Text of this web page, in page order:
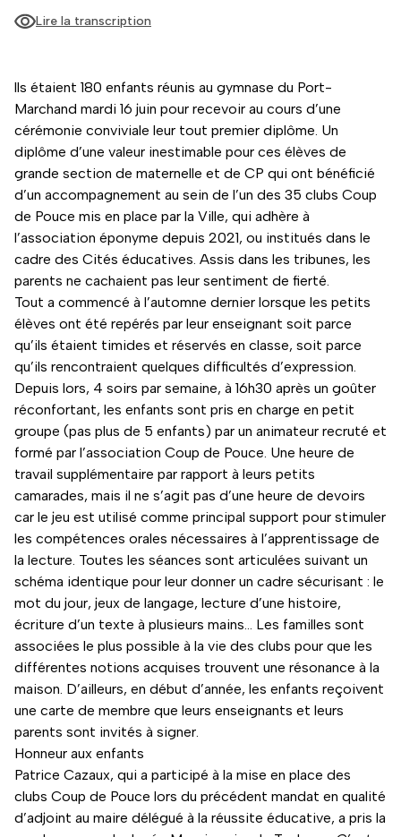
Lire la transcription
lls étaient 180 enfants réunis au gymnase du Port-
Marchand mardi 16 juin pour recevoir au cours d’une
cérémonie conviviale leur tout premier diplôme. Un
diplôme d’une valeur inestimable pour ces élèves de
grande section de maternelle et de CP qui ont bénéficié
d’un accompagnement au sein de l’un des 35 clubs Coup
de Pouce mis en place par la Ville, qui adhère à
l’association éponyme depuis 2021, ou institués dans le
cadre des Cités éducatives. Assis dans les tribunes, les
parents ne cachaient pas leur sentiment de fierté.
Tout a commencé à l’automne dernier lorsque les petits
élèves ont été repérés par leur enseignant soit parce
qu’ils étaient timides et réservés en classe, soit parce
qu’ils rencontraient quelques difficultés d’expression.
Depuis lors, 4 soirs par semaine, à 16h30 après un goûter
réconfortant, les enfants sont pris en charge en petit
groupe (pas plus de 5 enfants) par un animateur recruté et
formé par l’association Coup de Pouce. Une heure de
travail supplémentaire par rapport à leurs petits
camarades, mais il ne s’agit pas d’une heure de devoirs
car le jeu est utilisé comme principal support pour stimuler
les compétences orales nécessaires à l’apprentissage de
la lecture. Toutes les séances sont articulées suivant un
schéma identique pour leur donner un cadre sécurisant : le
mot du jour, jeux de langage, lecture d’une histoire,
écriture d’un texte à plusieurs mains… Les familles sont
associées le plus possible à la vie des clubs pour que les
différentes notions acquises trouvent une résonance à la
maison. D’ailleurs, en début d’année, les enfants reçoivent
une carte de membre que leurs enseignants et leurs
parents sont invités à signer.
Honneur aux enfants
Patrice Cazaux, qui a participé à la mise en place des
clubs Coup de Pouce lors du précédent mandat en qualité
d’adjoint au maire délégué à la réussite éducative, a pris la